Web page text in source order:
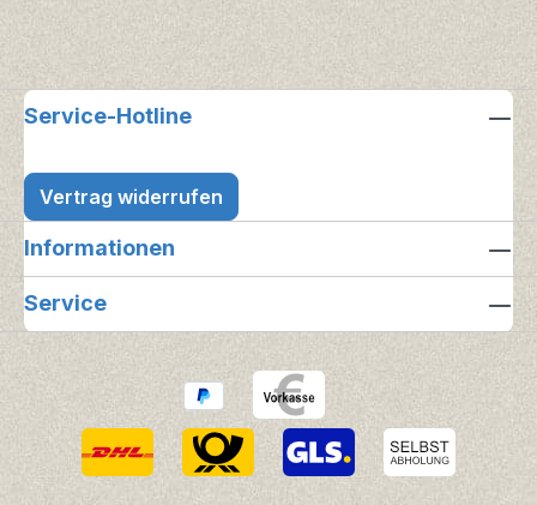
Service-Hotline
Vertrag widerrufen
Informationen
Service